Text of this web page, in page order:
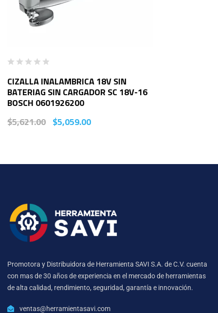
CIZALLA INALAMBRICA 18V SIN
BATERIAG SIN CARGADOR SC 18V-16
BOSCH 0601926200
$5,621.00 $5,059.00
Promotora y Distribuidora de Herramienta SAVI S.A. de C.V. cuenta
con mas de 30 años de experiencia en el mercado de herramientas
de alta calidad, rendimiento, seguridad, garantía e innovación.
ventas@herramientasavi.com